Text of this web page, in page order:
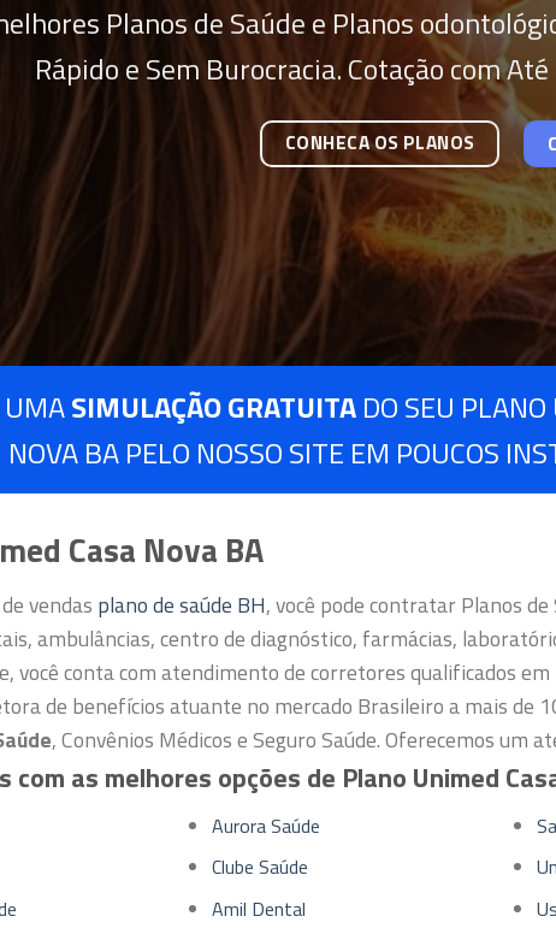
Planos de Saúde e Planos
Rápido e Sem Burocracia. Cotação com
CONHECA OS PLANOS
UMASIMULAÇÃO GRATUITADO SEU
NOVA BA PELO NOSSO SITE EM POUCOS
Casa Nova BA
vendas plano de saúde BH, você pode contratar Planos
ambulâncias, centro de diagnóstico, farmácias,
você conta com atendimento de corretores qualificados
de benefícios atuante no mercado Brasileiro a mais de
, Convênios Médicos e Seguro Saúde. Oferecemos um
com as melhores opções de Plano Unimed
Aurora Saúde
Clube Saúde
Amil Dental